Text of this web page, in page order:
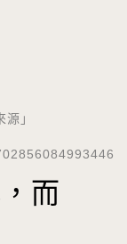
」
而